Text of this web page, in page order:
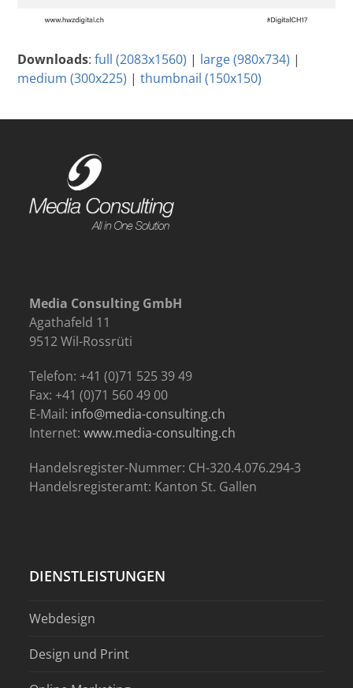
Downloads:full (2083x1560) | large (980x734) |
medium (300x225) |thumbnail (150x150)
Media Consulting GmbH
Agathafeld 11
9512 Wil-Rossrüti
Telefon: +41 (0)71 525 39 49
Fax: +41 (0)71 560 49 00
E-Mail: info@media-consulting.ch
Internet:www.media-consulting.ch
Handelsregister-Nummer: CH-320.4.076.294-3
Handelsregisteramt: Kanton St. Gallen
DIENSTLEISTUNGEN
Webdesign
Design und Print